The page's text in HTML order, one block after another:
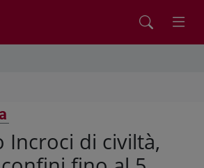
Incroci di civiltà,